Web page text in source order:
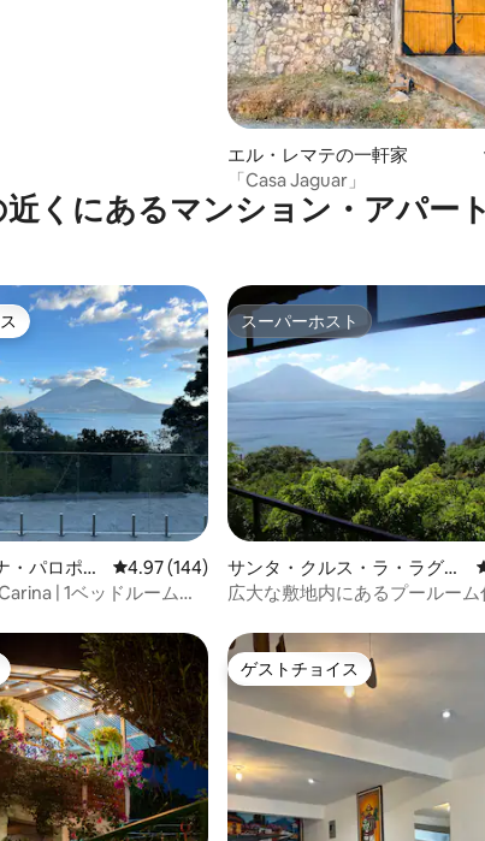
エル・レマテの一軒家
「Casa Jaguar」
くにあるマンション・アパート
星の平均評価
ョイスです。
・パロポの
ート
レビュー144件、5つ星中4.97つ星の平均評価
4.97 (144)
| 1ベッドルーム＋
スーパーホスト
スーパーホスト
サンタ・クルス・ラ・ラグー
ナのマンション・アパート
広大な敷地内にあるプールーム
ゲストチョイス
ゲストチョイス